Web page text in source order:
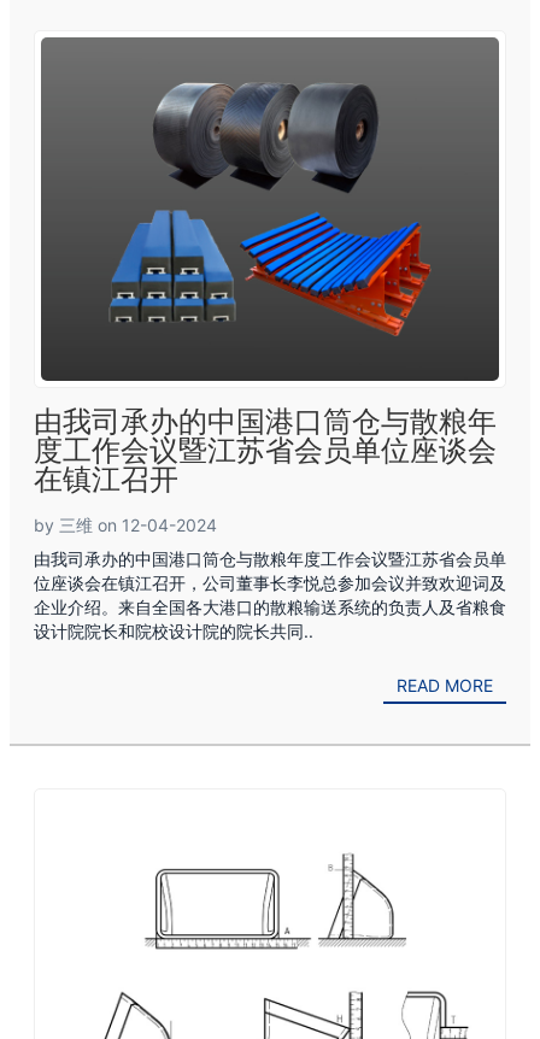
由我司承办的中国港口筒仓与散粮年
度工作会议暨江苏省会员单位座谈会
在镇江召开
by 三维 on 12-04-2024
由我司承办的中国港口筒仓与散粮年度工作会议暨江苏省会员单
位座谈会在镇江召开，公司董事长李悦总参加会议并致欢迎词及
企业介绍。来自全国各大港口的散粮输送系统的负责人及省粮食
设计院院长和院校设计院的院长共同..
READ MORE